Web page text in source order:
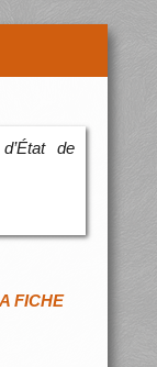
de
FICHE